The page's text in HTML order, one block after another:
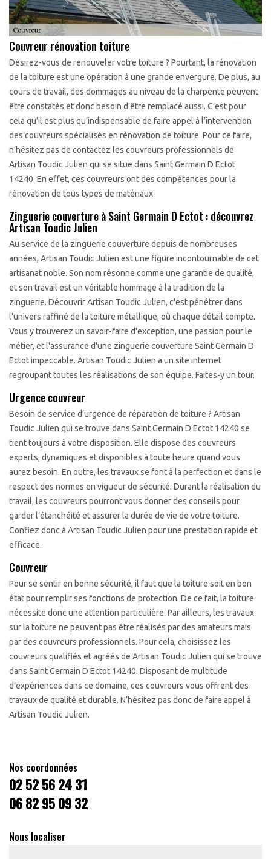
Couvreur rénovation toiture
Désirez-vous de renouveler votre toiture ? Pourtant, la rénovation
de la toiture est une opération à une grande envergure. De plus, au
cours de travail, des dommages au niveau de la charpente peuvent
être constatés et donc besoin d’être remplacé aussi. C’est pour
cela qu’il est plus qu’indispensable de faire appel à l’intervention
des couvreurs spécialisés en rénovation de toiture. Pour ce faire,
n’hésitez pas de contactez les couvreurs professionnels de
Artisan Toudic Julien qui se situe dans Saint Germain D Ectot
14240. En effet, ces couvreurs ont des compétences pour la
rénovation de tous types de matériaux.
Zinguerie couverture à Saint Germain D Ectot : découvrez
Artisan Toudic Julien
Au service de la zinguerie couverture depuis de nombreuses
années, Artisan Toudic Julien est une figure incontournable de cet
artisanat noble. Son nom résonne comme une garantie de qualité,
et son travail est un véritable hommage à la tradition de la
zinguerie. Découvrir Artisan Toudic Julien, c'est pénétrer dans
l'univers raffiné de la toiture métallique, où chaque détail compte.
Vous y trouverez un savoir-faire d'exception, une passion pour le
métier, et l'assurance d'une zinguerie couverture Saint Germain D
Ectot impeccable. Artisan Toudic Julien a un site internet
regroupant toutes les réalisations de son équipe. Faites-y un tour.
Urgence couvreur
Besoin de service d’urgence de réparation de toiture ? Artisan
Toudic Julien qui se trouve dans Saint Germain D Ectot 14240 se
tient toujours à votre disposition. Elle dispose des couvreurs
experts, dynamiques et disponibles à toute heure quand vous
aurez besoin. En outre, les travaux se font à la perfection et dans le
respect des normes en vigueur de sécurité. Durant la réalisation du
travail, les couvreurs pourront vous donner des conseils pour
garder l’étanchéité et assurer la durée de vie de votre toiture.
Confiez donc à Artisan Toudic Julien pour une prestation rapide et
efficace.
Couvreur
Pour se sentir en bonne sécurité, il faut que la toiture soit en bon
état pour remplir ses fonctions de protection. De ce fait, la toiture
nécessite donc une attention particulière. Par ailleurs, les travaux
sur la toiture ne peuvent pas être réalisés par des amateurs mais
par des couvreurs professionnels. Pour cela, choisissez les
couvreurs qualifiés et agréés de Artisan Toudic Julien qui se trouve
dans Saint Germain D Ectot 14240. Disposant de multitude
d’expériences dans ce domaine, ces couvreurs vous offrent des
travaux de qualité et durable. N’hésitez pas donc de faire appel à
Artisan Toudic Julien.
Nos coordonnées
02 52 56 24 31
06 82 95 09 32
Nous localiser